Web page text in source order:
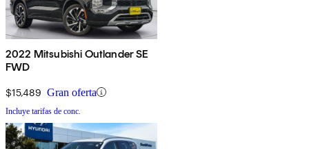
2022 Mitsubishi Outlander SE
FWD
$15,489 Gran oferta
Incluye tarifas de conc.